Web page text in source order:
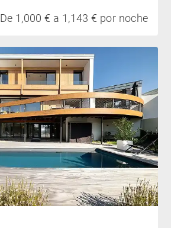
De 1,000 € a 1,143 € por noche